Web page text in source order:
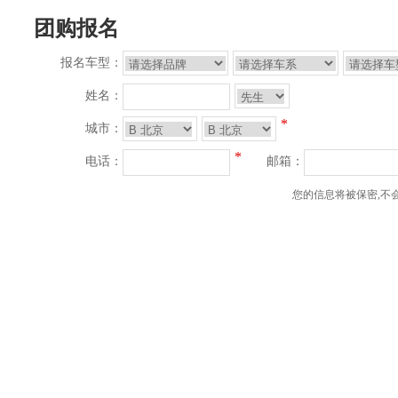
团购报名
报名车型：
姓名：
城市： *
电话： * 邮箱：
您的信息将被保密,不